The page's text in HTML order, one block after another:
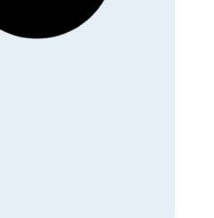
SEMENCE MOUTARDE
BLANCHE